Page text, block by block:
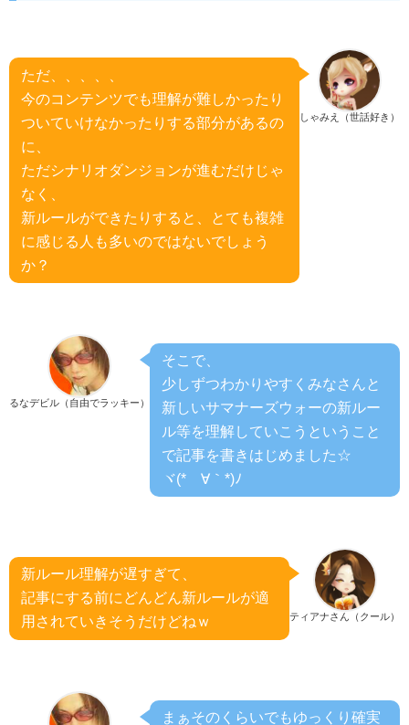
しゃみえ（世話好き）
ただ、、、、、
今のコンテンツでも理解が難しかったり
ついていけなかったりする部分があるの
に、
ただシナリオダンジョンが進むだけじゃ
なく、
新ルールができたりすると、とても複雑
に感じる人も多いのではないでしょう
か？
るなデビル（自由でラッキー）
そこで、
少しずつわかりやすくみなさんと
新しいサマナーズウォーの新ルー
ル等を理解していこうということ
で記事を書きはじめました☆
ヾ(*´∀｀*)ﾉ
ティアナさん（クール）
新ルール理解が遅すぎて、
記事にする前にどんどん新ルールが適
用されていきそうだけどねｗ
まぁそのくらいでもゆっくり確実